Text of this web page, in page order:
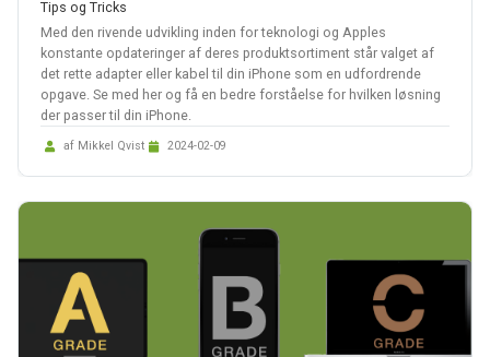
Tips og Tricks
Med den rivende udvikling inden for teknologi og Apples
konstante opdateringer af deres produktsortiment står valget af
det rette adapter eller kabel til din iPhone som en udfordrende
opgave. Se med her og få en bedre forståelse for hvilken løsning
der passer til din iPhone.
af Mikkel Qvist 2024-02-09